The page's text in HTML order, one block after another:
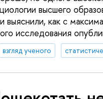
высшего
выяснили, как с
исследования
взгляд ученого